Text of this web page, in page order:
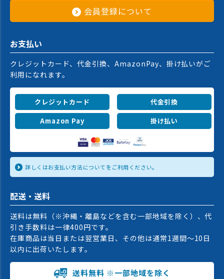
会員登録について
お支払い
クレジットカード、代金引換、AmazonPay、掛け払いがご
利用になれます。
クレジットカード
代金引換
Amazon Pay
掛け払い
詳しくはお支払い方法についてをご利用ください。
配送・送料
送料は無料（※沖縄・離島などを含む一部地域を除く）、代
引き手数料は一律400円です。
在庫商品は当日または翌営業日、その他は通常1週間〜10日
以内に出荷いたします。
送料無料 ※一部地域を除く